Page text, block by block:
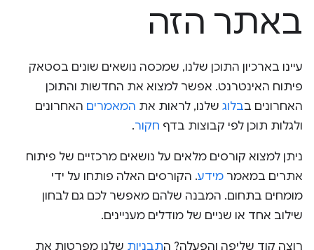
באתר הזה
עיינו בארכיון התוכן שלנו, שמכסה נושאים שונים בסטאק
פיתוח האינטרנט. אפשר למצוא את החדשות והתוכן
האחרונים בבלוג שלנו, לראות את המאמרים האחרונים
ולגלות תוכן לפי קבוצות בדף חקור.
ניתן למצוא קורסים מלאים על נושאים מרכזיים של פיתוח
אתרים במאמר מידע. הקורסים האלה פותחו על ידי
מומחים בתחום. המבנה שלהם מאפשר לכם גם לבחון
שילוב אחד או שניים של מודלים מעניינים.
רוצה קוד שליפה והפעלה? התבניות שלנו מפרטות את